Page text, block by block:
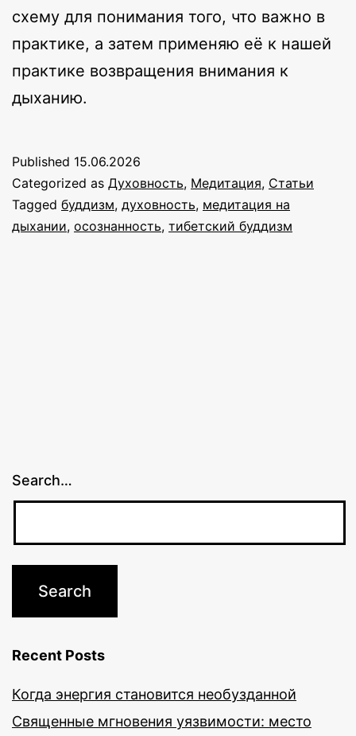
схему для понимания того, что важно в
практике, а затем применяю её к нашей
практике возвращения внимания к
дыханию.
Published 15.06.2026
Categorized as Духовность, Медитация, Статьи
Tagged буддизм, духовность, медитация на
дыхании, осознанность, тибетский буддизм
Search…
Recent Posts
Когда энергия становится необузданной
Священные мгновения уязвимости: место